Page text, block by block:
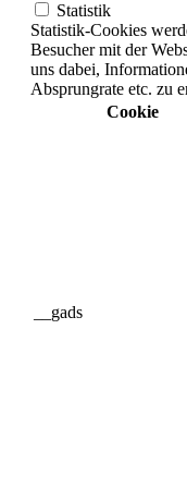
Statistik
Statistik-Cookies
Besucher mit der
uns dabei,
Absprungrate etc. zu
Cookie
__gads